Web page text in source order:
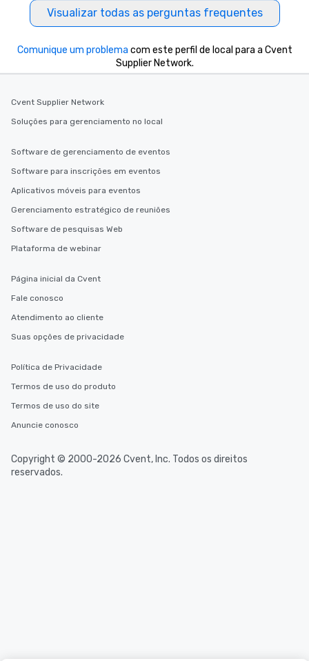
Visualizar todas as perguntas frequentes
Comunique um problema com este perfil de local para a Cvent
Supplier Network.
Cvent Supplier Network
Soluções para gerenciamento no local
Software de gerenciamento de eventos
Software para inscrições em eventos
Aplicativos móveis para eventos
Gerenciamento estratégico de reuniões
Software de pesquisas Web
Plataforma de webinar
Página inicial da Cvent
Fale conosco
Atendimento ao cliente
Suas opções de privacidade
Política de Privacidade
Termos de uso do produto
Termos de uso do site
Anuncie conosco
Copyright © 2000-2026 Cvent, Inc. Todos os direitos
reservados.